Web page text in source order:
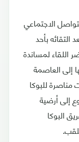
الاجتماعي
بأحد
اللقاء لمساندة
إلى العاصمة
مناصرة للبوكا
إلى أرضية
البوكا